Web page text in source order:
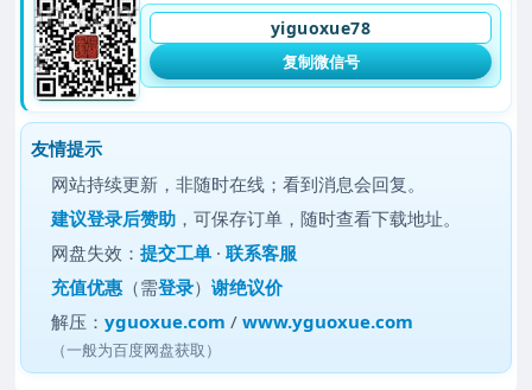
yiguoxue78
复制微信号
友情提示
网站持续更新，非随时在线；看到消息会回复。
建议登录后赞助 ，可保存订单，随时查看下载地址。
网盘失效：提交工单 ·联系客服
充值优惠 （需登录）谢绝议价
解压：yguoxue.com /www.yguoxue.com
（一般为百度网盘获取）